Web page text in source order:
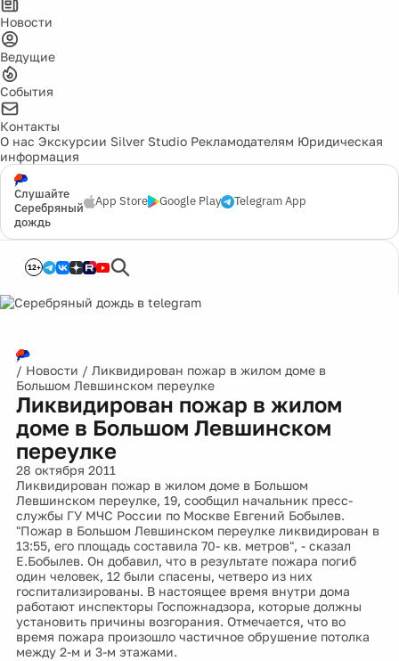
Новости
Ведущие
События
Контакты
О нас Экскурсии Silver Studio Рекламодателям Юридическая
информация
Слушайте
Серебряный
дождь
App Store Google Play Telegram App
12+
/ Новости / Ликвидирован пожар в жилом доме в
Большом Левшинском переулке
Ликвидирован пожар в жилом
доме в Большом Левшинском
переулке
28 октября 2011
Ликвидирован пожар в жилом доме в Большом
Левшинском переулке, 19, сообщил начальник пресс-
службы ГУ МЧС России по Москве Евгений Бобылев.
"Пожар в Большом Левшинском переулке ликвидирован в
13:55, его площадь составила 70- кв. метров", - сказал
Е.Бобылев. Он добавил, что в результате пожара погиб
один человек, 12 были спасены, четверо из них
госпитализированы. В настоящее время внутри дома
работают инспекторы Госпожнадзора, которые должны
установить причины возгорания. Отмечается, что во
время пожара произошло частичное обрушение потолка
между 2-м и 3-м этажами.